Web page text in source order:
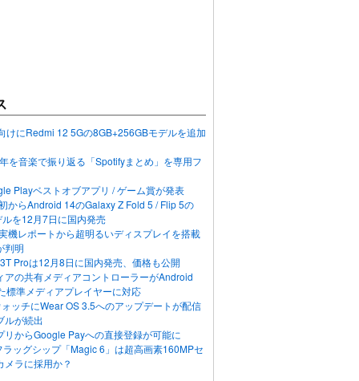
けにRedmi 12 5Gの8GB+256GBモデルを追加
を音楽で振り返る「Spotifyまとめ」を専用フ
Playベストオブアプリ / ゲーム賞が発表
からAndroid 14のGalaxy Z Fold 5 / Flip 5の
を12月7日に国内発売
機レポートから超明るいディスプレイを搭載
判明
Proは12月8日に国内発売、価格も公開
アの共有メディアコントローラーがAndroid
標準メディアプレイヤーに対応
ッチにWear OS 3.5へのアップデートが配信
ルが続出
リからGoogle Payへの直接登録が可能に
ッグシップ「Magic 6」は超高画素160MPセ
メラに採用か？